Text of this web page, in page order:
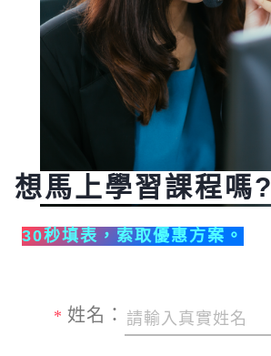
想馬上學習課程嗎?
30秒填表，索取優惠方案。
* 姓名：